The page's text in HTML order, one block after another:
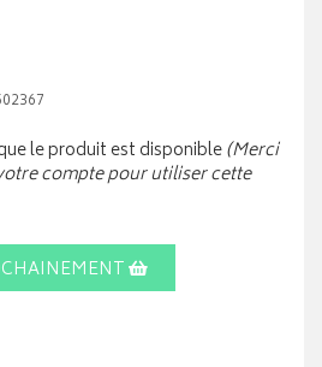
le produit est disponible(Merci
compte pour utiliser cette